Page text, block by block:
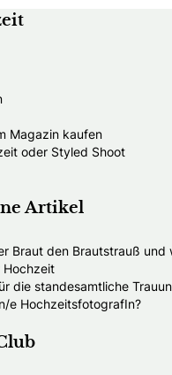
Magazin kaufen
oder Styled Shoot
Artikel
Braut den Brautstrauß und
die standesamtliche
e HochzeitsfotografIn?